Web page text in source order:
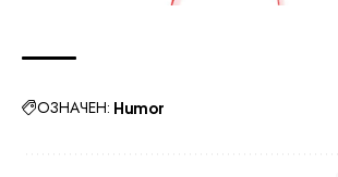
ОЗНАЧЕН: Humor